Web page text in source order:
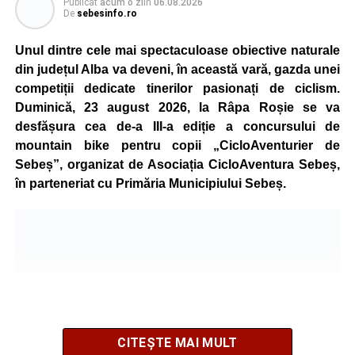
ediție a concursului MTB„Cicloaventurier de Sebeș”
care se va desfășura la Râpa Roșie.
Publicul adult va avea la dispoziție o serie de evenimente
culturale, printre care proiecții cinematografice, întâlniri cu
artiști locali și salonul literar„Armonia artelor”.
Festivalul va cuprinde și o seară dedicată tradițiilor
săsești, precum și un spectacol folcloric organizat în
memoria interpretului Felician Fărcașiu.
Printre momentele de atracție se numără spectacolul de
cariere de succes în țară și în străinătate.
Publicat acum o ziîn 06.08.2026
De sebesinfo.ro
Unul dintre cele mai spectaculoase obiective naturale
din județul Alba va deveni, în această vară, gazda unei
competiții dedicate tinerilor pasionați de ciclism.
Duminică, 23 august 2026, la Râpa Roșie se va
desfășura cea de-a III-a ediție a concursului de
mountain bike pentru copii „CicloAventurier de
Sebeș”, organizat de Asociația CicloAventura Sebeș,
în parteneriat cu Primăria Municipiului Sebeș.
CITEȘTE MAI MULT